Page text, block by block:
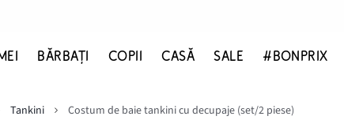
BĂRBAŢI COPII CASĂ SALE #BONPRIX
Tankini Costum de baie tankini cu decupaje (set/2 piese)